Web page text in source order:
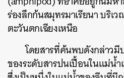
ร่องลึกก้นสมุทรมาเรียนา บริ
ตะวันตกเฉียงเหนือ
โดยสารที่ค้นพบดังกล่าวมี
ของระดับสารปนเปื้อนในแม่น้ำ